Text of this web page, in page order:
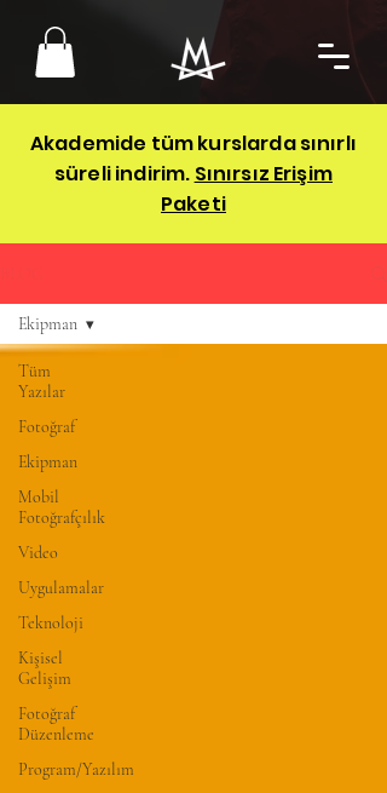
Akademide tüm kurslarda sınırlı
süreli indirim. Sınırsız Erişim
Paketi
Tüm
Yazılar
Fotoğraf
Ekipman
Mobil
Fotoğrafçılık
Video
Uygulamalar
Teknoloji
Kişisel
Gelişim
Fotoğraf
Düzenleme
Program/Yazılım
Ekipman